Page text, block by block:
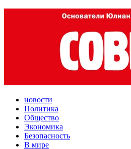
новости
Политика
Общество
Экономика
Безопасность
В мире